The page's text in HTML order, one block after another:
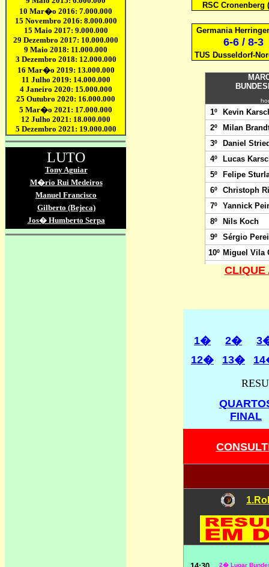
RSC Cronenberg
Germania
6-6 / 8-3
TUS Dusseldorf-
CLIQUE
1� 2�
12�
13�
FINAL
2� Lugar